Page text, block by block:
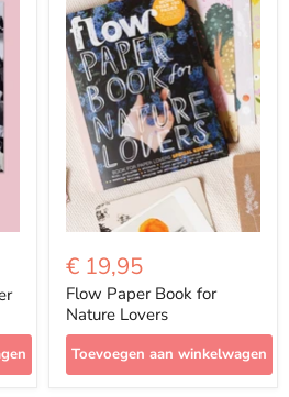
€ 19,95
Flow Paper Book for
Nature Lovers
Toevoegen aan winkelwagen